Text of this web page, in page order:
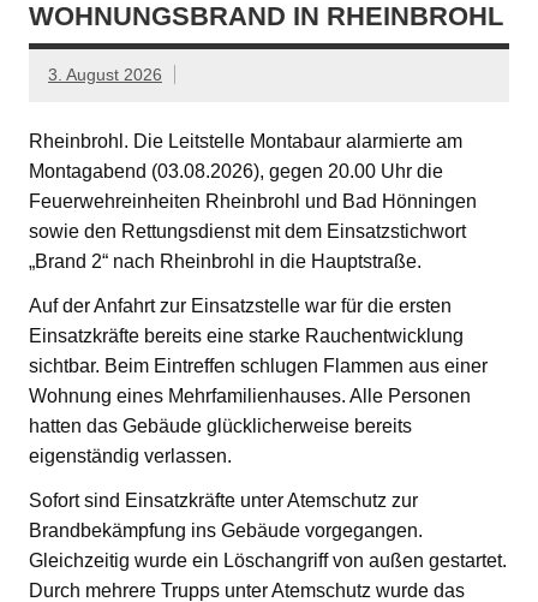
WOHNUNGSBRAND IN RHEINBROHL
3. August 2026
Rheinbrohl. Die Leitstelle Montabaur alarmierte am
Montagabend (03.08.2026), gegen 20.00 Uhr die
Feuerwehreinheiten Rheinbrohl und Bad Hönningen
sowie den Rettungsdienst mit dem Einsatzstichwort
„Brand 2“ nach Rheinbrohl in die Hauptstraße.
Auf der Anfahrt zur Einsatzstelle war für die ersten
Einsatzkräfte bereits eine starke Rauchentwicklung
sichtbar. Beim Eintreffen schlugen Flammen aus einer
Wohnung eines Mehrfamilienhauses. Alle Personen
hatten das Gebäude glücklicherweise bereits
eigenständig verlassen.
Sofort sind Einsatzkräfte unter Atemschutz zur
Brandbekämpfung ins Gebäude vorgegangen.
Gleichzeitig wurde ein Löschangriff von außen gestartet.
Durch mehrere Trupps unter Atemschutz wurde das